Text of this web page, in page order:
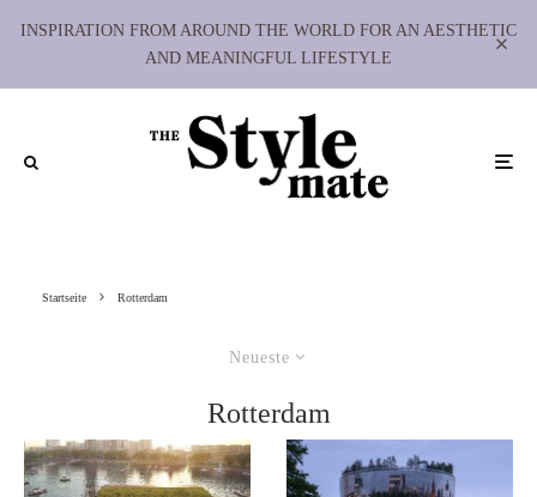
INSPIRATION FROM AROUND THE WORLD FOR AN AESTHETIC
AND MEANINGFUL LIFESTYLE
Startseite Rotterdam
Neueste
Rotterdam